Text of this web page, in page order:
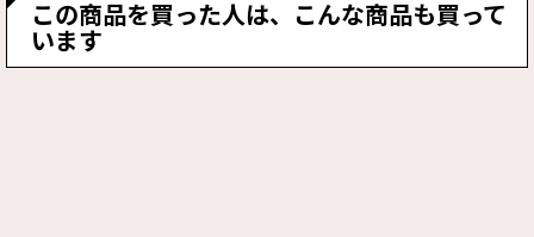
この商品を買った人は、こんな商品も買って
います